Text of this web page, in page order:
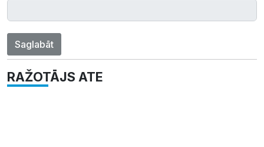
Saglabāt
RAŽOTĀJS ATE